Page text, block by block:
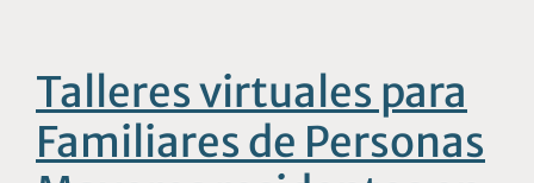
Talleres virtuales para
Familiares de Personas